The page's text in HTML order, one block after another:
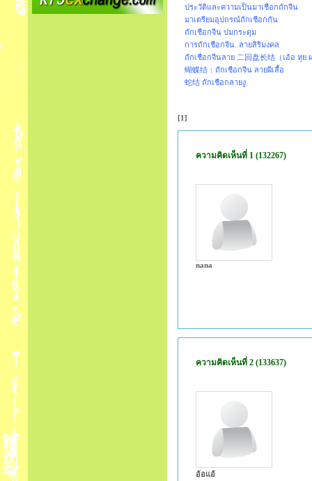
ประวัติและความเป็นมาเชือกถักจีน
มาเตรียมอุปกรณ์ถักเชือกกัน
ถักเชือกจีน ปมกระดุม
การถักเชือกจีน..ลายสิริมงคล
ถักเชือกจีนลาย 二回盘长结（เอ้อ หุย
蝴蝶结：ถักเชือกจีน ลายผีเสื้อ
蛇结 ถักเชือกลายงู
[1]
ความคิดเห็นที่ 1 (132267)
nana
ความคิดเห็นที่ 2 (133637)
อ้อแอ้